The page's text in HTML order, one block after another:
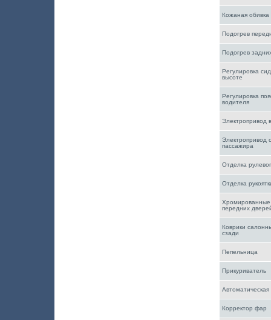
Кожаная обивка
Подогрев
Подогрев
Регулировка
высоте
Регулировка
водителя
Электропривод
Электропривод
пассажира
Отделка
Отделка
Хромированные
передних
Коврики
сзади
Пепельница
Прикуриватель
Корректор фар